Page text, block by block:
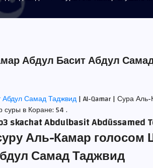
Абдул Басит Абдул
Абдул Самад Таджвид| Al-Qamar | Сура
суры в Коране: 54 .
skachat Abdulbasit Abdüssamed
Аль-Камар голосом
Самад Таджвид